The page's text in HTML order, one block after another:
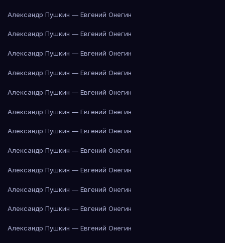
Александр Пушкин — Евгений Онегин
Александр Пушкин — Евгений Онегин
Александр Пушкин — Евгений Онегин
Александр Пушкин — Евгений Онегин
Александр Пушкин — Евгений Онегин
Александр Пушкин — Евгений Онегин
Александр Пушкин — Евгений Онегин
Александр Пушкин — Евгений Онегин
Александр Пушкин — Евгений Онегин
Александр Пушкин — Евгений Онегин
Александр Пушкин — Евгений Онегин
Александр Пушкин — Евгений Онегин